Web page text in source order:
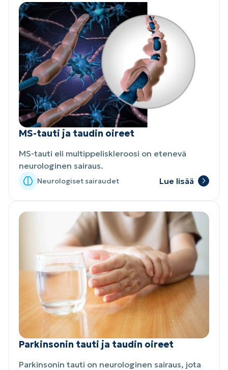
MS-tauti ja taudin oireet
MS-tauti eli multippeliskleroosi on etenevä
neurologinen sairaus.
Neurologiset sairaudet Lue lisää
Parkinsonin tauti ja taudin oireet
Parkinsonin tauti on neurologinen sairaus, jota